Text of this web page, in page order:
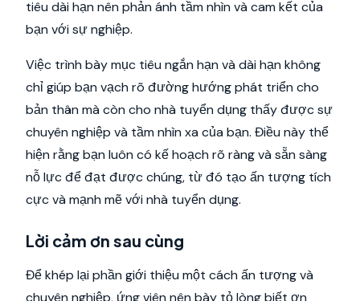
tiêu dài hạn nên phản ánh tầm nhìn và cam kết của
bạn với sự nghiệp.
Việc trình bày mục tiêu ngắn hạn và dài hạn không
chỉ giúp bạn vạch rõ đường hướng phát triển cho
bản thân mà còn cho nhà tuyển dụng thấy được sự
chuyên nghiệp và tầm nhìn xa của bạn. Điều này thể
hiện rằng bạn luôn có kế hoạch rõ ràng và sẵn sàng
nỗ lực để đạt được chúng, từ đó tạo ấn tượng tích
cực và mạnh mẽ với nhà tuyển dụng.
Lời cảm ơn sau cùng
Để khép lại phần giới thiệu một cách ấn tượng và
chuyên nghiệp, ứng viên nên bày tỏ lòng biết ơn